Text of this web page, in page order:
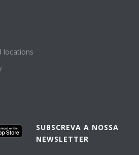
locations
SUBSCREVA A NOSSA
NEWSLETTER